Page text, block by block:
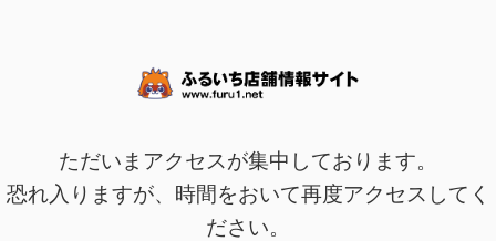
ただいまアクセスが集中しております。
恐れ入りますが、時間をおいて再度アクセスしてく
ださい。